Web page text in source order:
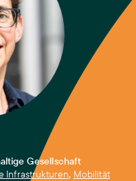
Gesellschaft
Infrastrukturen, Mobilität